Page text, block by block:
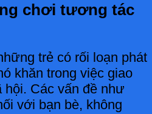
chơi tương tác
trẻ có rối loạn phát
khăn trong việc giao
Các vấn đề như
với bạn bè, không